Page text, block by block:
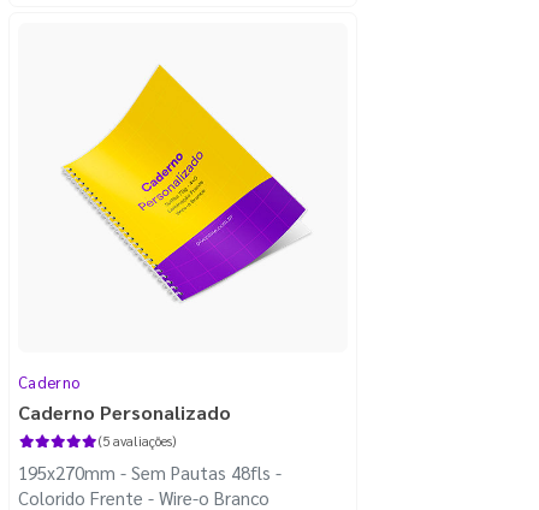
Caderno
Caderno Personalizado
(5 avaliações)
195x270mm - Sem Pautas 48fls -
Colorido Frente - Wire-o Branco